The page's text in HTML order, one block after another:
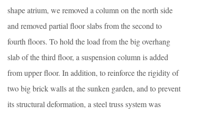
shape atrium, we removed a column on the north side
and removed partial floor slabs from the second to
fourth floors. To hold the load from the big overhang
slab of the third floor, a suspension column is added
from upper floor. In addition, to reinforce the rigidity of
two big brick walls at the sunken garden, and to prevent
its structural deformation, a steel truss system was